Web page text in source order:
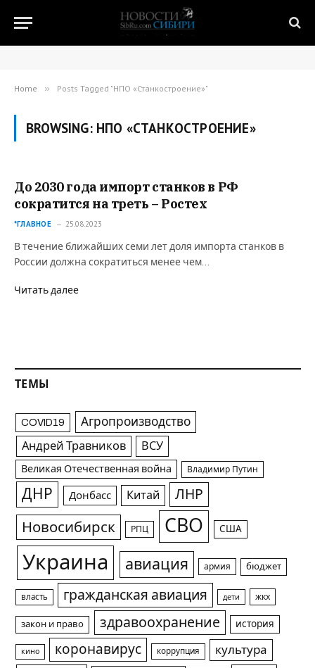
Home » Posts Tagged "НПО «Станкостроение»"
BROWSING: НПО «СТАНКОСТРОЕНИЕ»
До 2030 года импорт станков в РФ
сократится на треть – Ростех
*ГЛАВНОЕ 25.08.2023
В течение ближайших семи лет доля импорта станков в
России должна сократиться менее чем…
Читать далее
ТЕМЫ
COVID19 Агропроизводство
Андрей Травников ВСУ
Великая Отечественная война Владимир Путин
ДНР Донбасс Китай ЛНР
Новосибирск РПЦ СВО США
Украина авиация армия бюджет
власть гражданская авиация дети жкх
закон и право здравоохранение история
кино коронавирус коррупция
культура